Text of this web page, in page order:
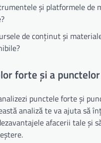
și platformele de
de conținut și
forte și a
punctele forte și
analiză te va ajuta să
afacerii tale și